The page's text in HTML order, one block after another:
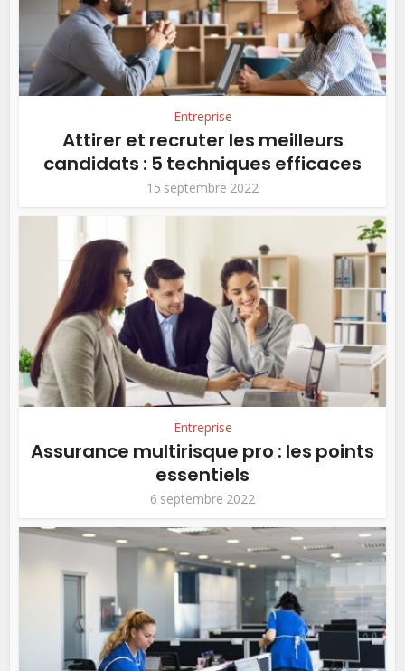
Entreprise
Attirer et recruter les meilleurs
candidats : 5 techniques efficaces
15 septembre 2022
Entreprise
Assurance multirisque pro : les points
essentiels
6 septembre 2022